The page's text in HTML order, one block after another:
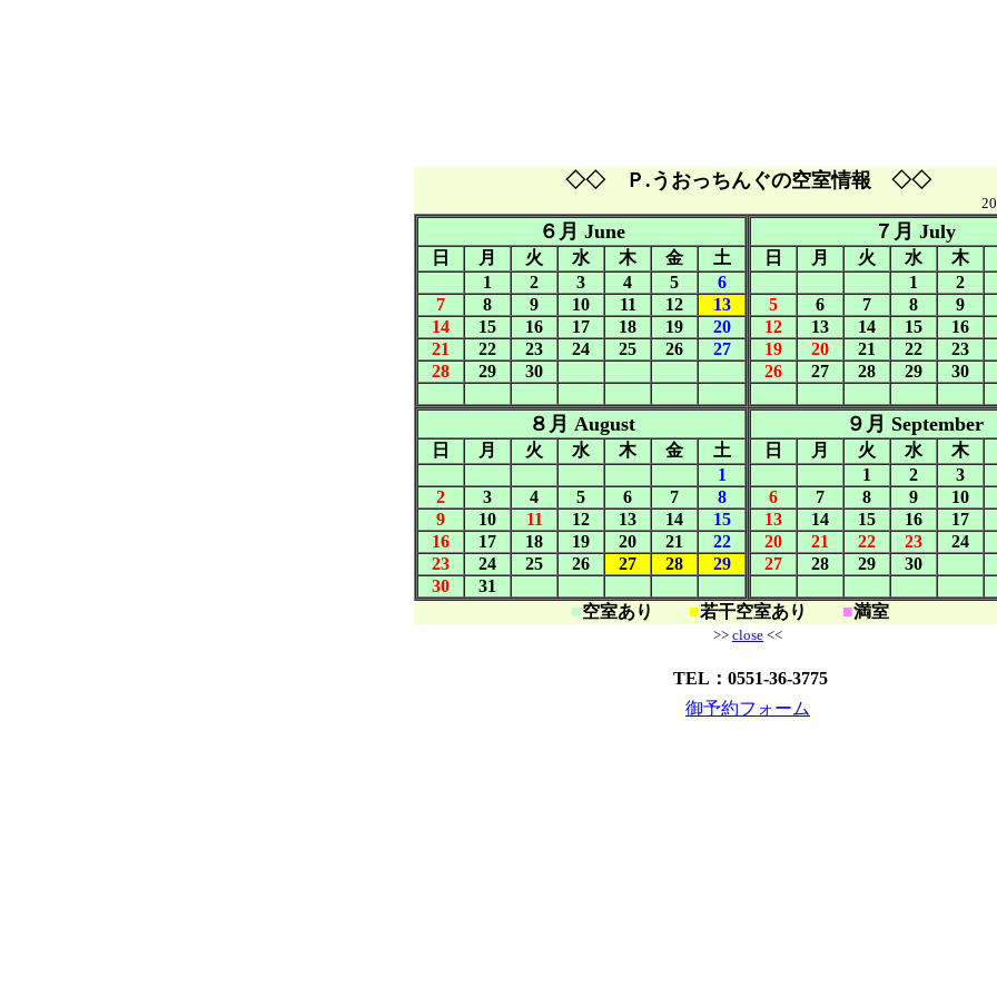
◇◇ Ｐ.うおっちんぐの空室情報 ◇◇
６月 June
日 月 火 水 木 金
土
1
2 3 4 5
6
7
8 9 10 11 12
13
14
15 16 17 18 19
20
21
22 23 24 25 26
27
28
29 30
７月 July
日 月 火 水 木
1
2
5
6 7 8 9
12
13 14 15 16
19
20 21 22 23
26
27 28 29 30
８月 August
日 月 火 水 木 金
土
1
2
3 4 5 6 7
8
9
10 11 12 13 14
15
16
17 18 19 20 21
22
23
24 25 26 27 28
29
30
31
９月 September
日 月 火 水 木
1
2 3
6
7 8 9 10
13
14 15 16 17
20
21 22 23 24
27
28 29 30
■空室あり ■若干空室あり ■満室
>> close <<
TEL：0551-36-3775
御予約フォーム